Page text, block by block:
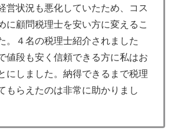
営状況も悪化していたため、コス
に顧問税理士を安い方に変えるこ
。４名の税理士紹介されました
値段も安く信頼できる方に私はお
にしました。納得できるまで税理
もらえたのは非常に助かりまし